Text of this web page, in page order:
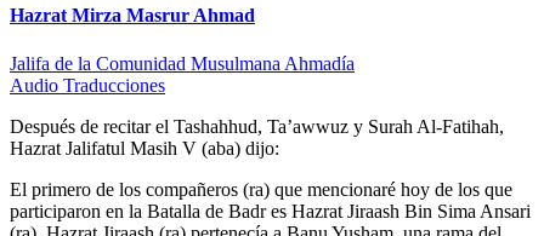
Hazrat Mirza Masrur Ahmad
Jalifa de la Comunidad Musulmana Ahmadía
Audio Traducciones
Después de recitar el Tashahhud, Ta’awwuz y Surah Al-Fatihah,
Hazrat Jalifatul Masih V (aba) dijo:
El primero de los compañeros (ra) que mencionaré hoy de los que
participaron en la Batalla de Badr es Hazrat Jiraash Bin Sima Ansari